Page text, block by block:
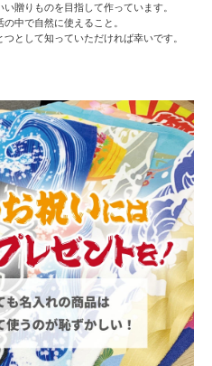
い贈りものを目指して作っています。
中で自然に使えること。
として知っていただければ幸いです。